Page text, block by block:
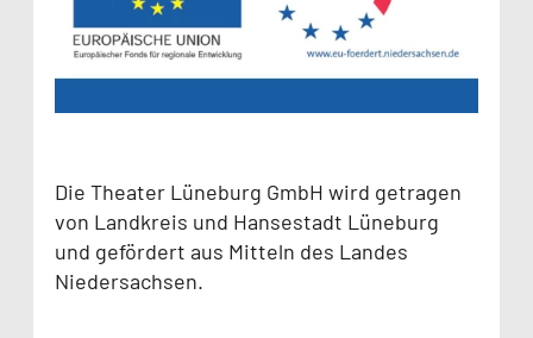
Die Theater Lüneburg GmbH wird getragen
von Landkreis und Hansestadt Lüneburg
und gefördert aus Mitteln des Landes
Niedersachsen.